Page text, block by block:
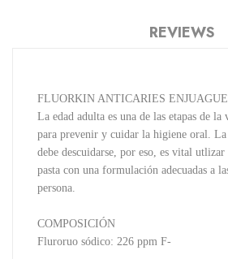
REVIEWS
FLUORKIN ANTICARIES ENJUAGUE
La edad adulta es una de las etapas de la
para prevenir y cuidar la higiene oral. La
debe descuidarse, por eso, es vital
pasta con una formulación adecuadas a
persona.
COMPOSICIÓN
Fluroruo sódico: 226 ppm F-